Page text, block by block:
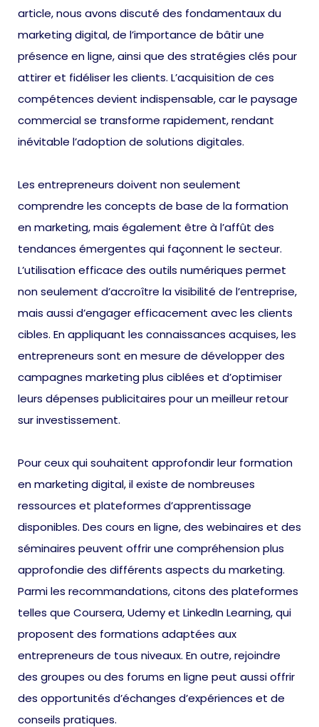
article, nous avons discuté des fondamentaux du
marketing digital, de l’importance de bâtir une
présence en ligne, ainsi que des stratégies clés pour
attirer et fidéliser les clients. L’acquisition de ces
compétences devient indispensable, car le paysage
commercial se transforme rapidement, rendant
inévitable l’adoption de solutions digitales.
Les entrepreneurs doivent non seulement
comprendre les concepts de base de la formation
en marketing, mais également être à l’affût des
tendances émergentes qui façonnent le secteur.
L’utilisation efficace des outils numériques permet
non seulement d’accroître la visibilité de l’entreprise,
mais aussi d’engager efficacement avec les clients
cibles. En appliquant les connaissances acquises, les
entrepreneurs sont en mesure de développer des
campagnes marketing plus ciblées et d’optimiser
leurs dépenses publicitaires pour un meilleur retour
sur investissement.
Pour ceux qui souhaitent approfondir leur formation
en marketing digital, il existe de nombreuses
ressources et plateformes d’apprentissage
disponibles. Des cours en ligne, des webinaires et des
séminaires peuvent offrir une compréhension plus
approfondie des différents aspects du marketing.
Parmi les recommandations, citons des plateformes
telles que Coursera, Udemy et LinkedIn Learning, qui
proposent des formations adaptées aux
entrepreneurs de tous niveaux. En outre, rejoindre
des groupes ou des forums en ligne peut aussi offrir
des opportunités d’échanges d’expériences et de
conseils pratiques.